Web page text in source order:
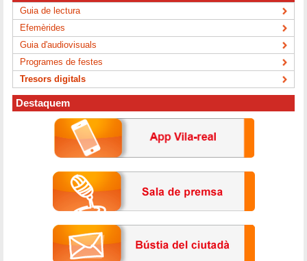
Guia de lectura
Efemèrides
Guia d'audiovisuals
Programes de festes
Tresors digitals
Destaquem